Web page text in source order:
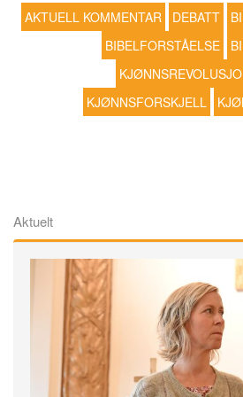
AKTUELL KOMMENTAR
DEBATT
BIBELFORSTÅELSE
KJØNNSFORSKJELL
Aktuelt